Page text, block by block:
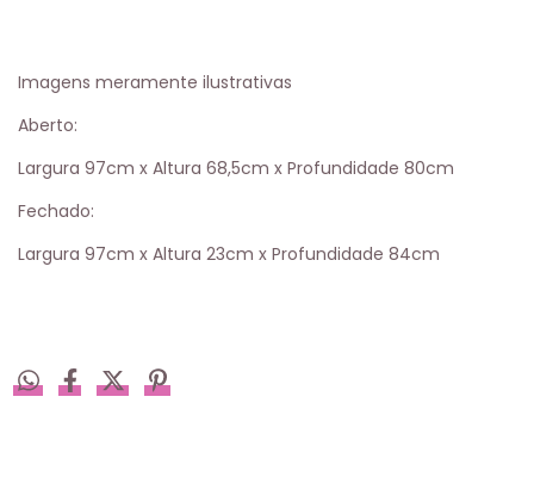
Imagens meramente ilustrativas
Aberto:
Largura 97cm x Altura 68,5cm x Profundidade 80cm
Fechado:
Largura 97cm x Altura 23cm x Profundidade 84cm